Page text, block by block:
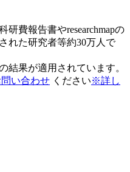
費報告書やresearchmapの
れた研究者等約30万人で
結果が適用されています。
問い合わせ ください※詳し